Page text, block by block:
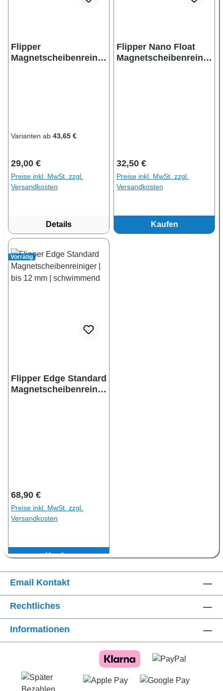
Flipper
Magnetscheibenreinig
Varianten ab 43,65 €
Regulärer Preis:
29,00 €
Preise inkl. MwSt. zzgl.
Versandkosten
Details
Flipper Nano Float
Magnetscheibenreinig
Regulärer Preis:
32,50 €
Preise inkl. MwSt. zzgl.
Versandkosten
Kaufen
Vorrätig
Flipper Edge Standard
Magnetscheibenreinig
Regulärer Preis:
68,90 €
Preise inkl. MwSt. zzgl.
Versandkosten
Kaufen
Email Kontakt
Rechtliches
Informationen